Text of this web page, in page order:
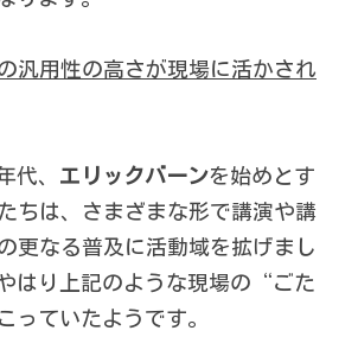
汎用性の高さが現場に活かされ
代、 エリックバーンを始めとす
ちは、さまざまな形で講演や講
更なる普及に活動域を拡げまし
はり上記のような現場の“ごた
っていたようです。